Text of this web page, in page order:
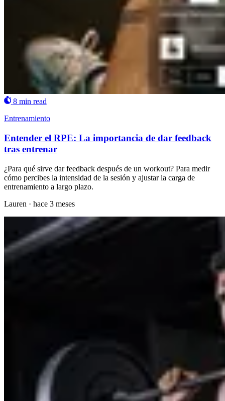
8 min read
Entrenamiento
Entender el RPE: La importancia de dar feedback
tras entrenar
¿Para qué sirve dar feedback después de un workout? Para medir
cómo percibes la intensidad de la sesión y ajustar la carga de
entrenamiento a largo plazo.
Lauren · hace 3 meses